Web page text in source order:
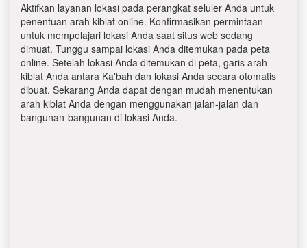
Aktifkan layanan lokasi pada perangkat seluler Anda untuk
penentuan arah kiblat online. Konfirmasikan permintaan
untuk mempelajari lokasi Anda saat situs web sedang
dimuat. Tunggu sampai lokasi Anda ditemukan pada peta
online. Setelah lokasi Anda ditemukan di peta, garis arah
kiblat Anda antara Ka'bah dan lokasi Anda secara otomatis
dibuat. Sekarang Anda dapat dengan mudah menentukan
arah kiblat Anda dengan menggunakan jalan-jalan dan
bangunan-bangunan di lokasi Anda.